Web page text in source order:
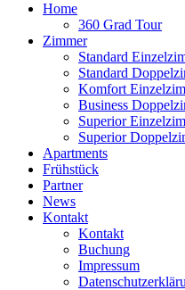
Home
360 Grad Tour
Zimmer
Standard
Standard
Komfort
Business
Superior
Superior
Apartments
Frühstück
Partner
News
Kontakt
Kontakt
Buchung
Impressum